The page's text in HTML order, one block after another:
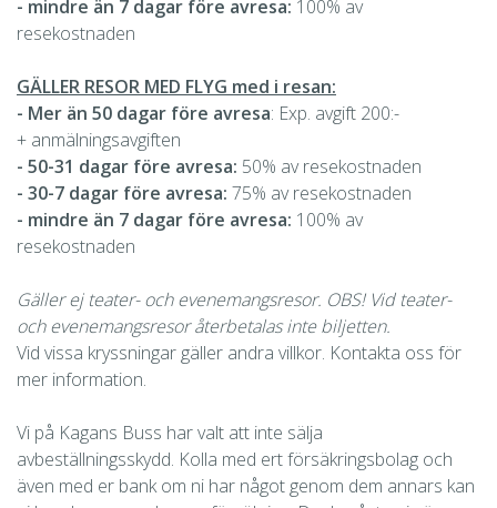
- mindre än 7 dagar före avresa: 100% av
resekostnaden
GÄLLER RESOR MED FLYG med i resan:
- Mer än 50 dagar före avresa: Exp. avgift 200:-
+ anmälningsavgiften
- 50-31 dagar före avresa: 50% av resekostnaden
- 30-7 dagar före avresa: 75% av resekostnaden
- mindre än 7 dagar före avresa: 100% av
resekostnaden
Gäller ej teater- och evenemangsresor. OBS! Vid teater-
och evenemangsresor återbetalas inte biljetten.
Vid vissa kryssningar gäller andra villkor. Kontakta oss för
mer information.
Vi på Kagans Buss har valt att inte sälja
avbeställningsskydd. Kolla med ert försäkringsbolag och
även med er bank om ni har något genom dem annars kan